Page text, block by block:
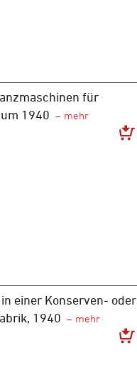
für
1940
einer Konserven- oder
1940